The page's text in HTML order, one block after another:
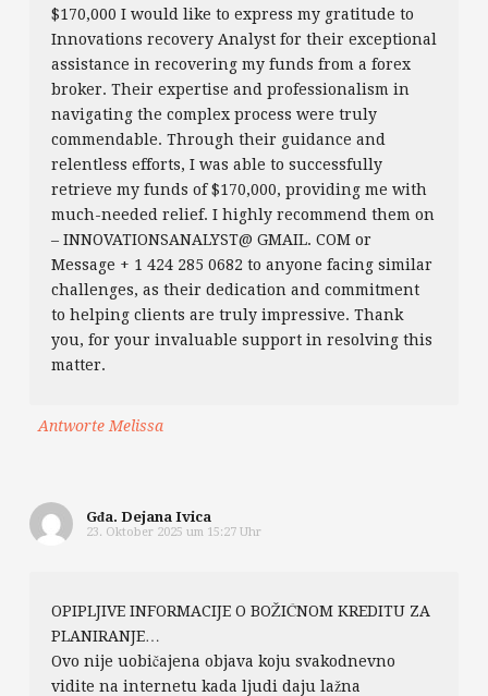
$170,000 I would like to express my gratitude to
Innovations recovery Analyst for their exceptional
assistance in recovering my funds from a forex
broker. Their expertise and professionalism in
navigating the complex process were truly
commendable. Through their guidance and
relentless efforts, I was able to successfully
retrieve my funds of $170,000, providing me with
much-needed relief. I highly recommend them on
– INNOVATIONSANALYST@ GMAIL. COM or
Message + 1 424 285 0682 to anyone facing similar
challenges, as their dedication and commitment
to helping clients are truly impressive. Thank
you, for your invaluable support in resolving this
matter.
Antworte Melissa
Gđa. Dejana Ivica
23. Oktober 2025 um 15:27 Uhr
OPIPLJIVE INFORMACIJE O BOŽIĆNOM KREDITU ZA
PLANIRANJE…
Ovo nije uobičajena objava koju svakodnevno
vidite na internetu kada ljudi daju lažna